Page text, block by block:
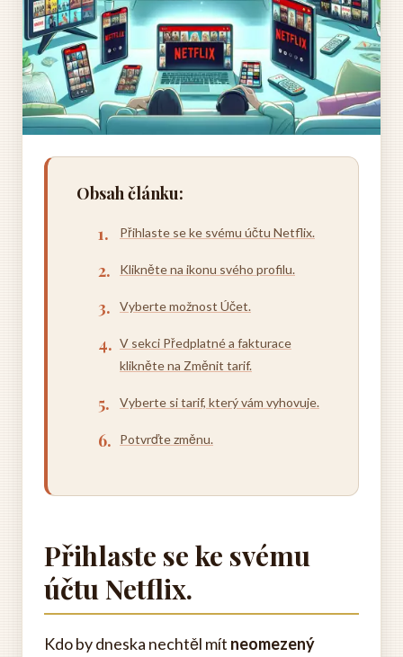
Obsah článku:
Přihlaste se ke svému účtu Netflix.
Klikněte na ikonu svého profilu.
Vyberte možnost Účet.
V sekci Předplatné a fakturace
klikněte na Změnit tarif.
Vyberte si tarif, který vám vyhovuje.
Potvrďte změnu.
Přihlaste se ke svému
účtu Netflix.
Kdo by dneska nechtěl mít neomezený